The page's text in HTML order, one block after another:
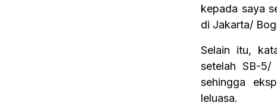
kepada saya
di Jakarta/
Selain itu,
setelah SB-5/
sehingga
leluasa.